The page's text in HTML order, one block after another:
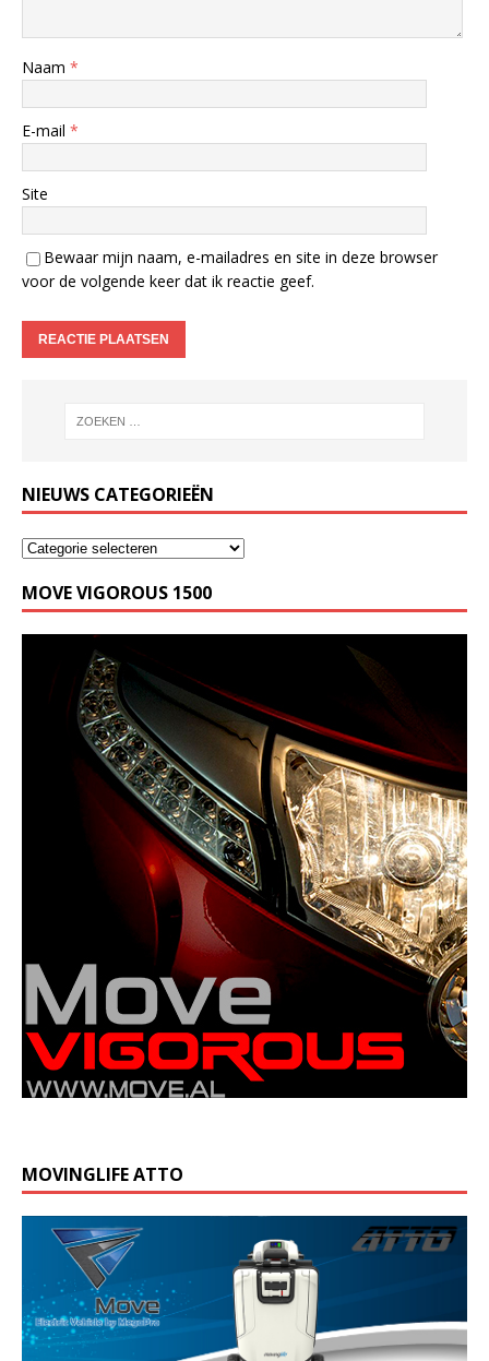
Naam *
E-mail *
Site
Bewaar mijn naam, e-mailadres en site in deze browser
voor de volgende keer dat ik reactie geef.
NIEUWS CATEGORIEËN
MOVE VIGOROUS 1500
MOVINGLIFE ATTO